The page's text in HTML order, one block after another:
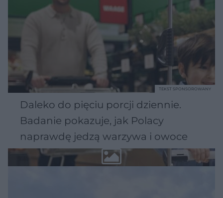
Daleko do pięciu porcji dziennie.
Badanie pokazuje, jak Polacy
naprawdę jedzą warzywa i owoce
TEKST SPONSOROWANY